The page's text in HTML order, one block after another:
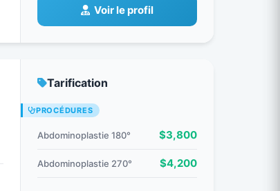
Voir le profil
Tarification
PROCÉDURES
Abdominoplastie 180° $3,800
Abdominoplastie 270° $4,200